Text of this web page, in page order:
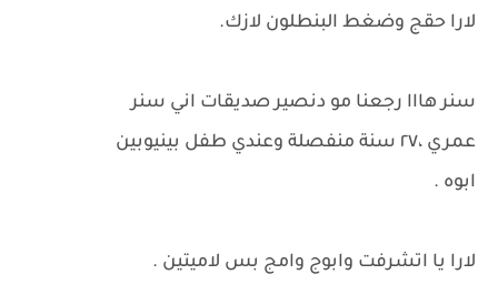
لارا حقج وضغط البنطلون لازك.
سنر هااا رجعنا مو دنصير صديقات اني سنر
عمري ،٢٧ سنة منفصلة وعندي طفل بينيوبين
ابوه .
لارا يا اتشرفت وابوج وامج بس لاميتين .